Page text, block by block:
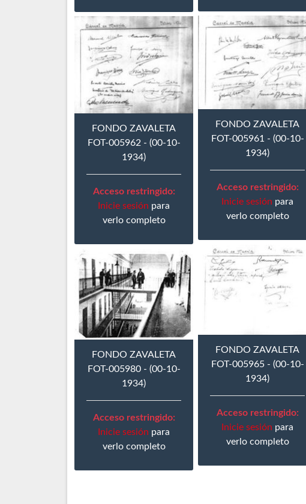
FONDO ZAVALETA
FOT-005961 - (00-10-
1934)
Acceso restringido:
Inicie sesión para
verlo completo
FONDO ZAVALETA
FOT-005962 - (00-10-
1934)
Acceso restringido:
Inicie sesión para
verlo completo
FONDO ZAVALETA
FOT-005965 - (00-10-
1934)
Acceso restringido:
Inicie sesión para
verlo completo
FONDO ZAVALETA
FOT-005980 - (00-10-
1934)
Acceso restringido:
Inicie sesión para
verlo completo